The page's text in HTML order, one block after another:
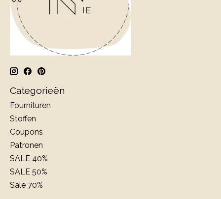
Categorieën
Fournituren
Stoffen
Coupons
Patronen
SALE 40%
SALE 50%
Sale 70%